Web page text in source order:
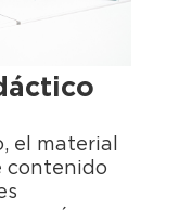
el material
contenido